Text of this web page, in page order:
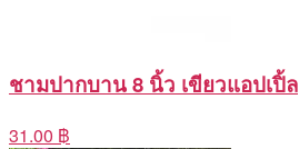
ชามปากบาน 8 นิ้ว เขียวแอปเปิ้ล
31.00 ฿